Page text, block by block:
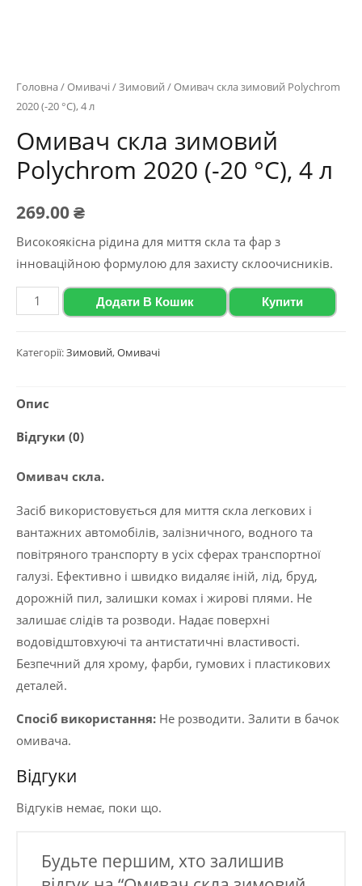
Головна/Омивачі/Зимовий / Омивач скла зимовий Polychrom
2020 (-20 °C), 4 л
Омивач скла зимовий
Polychrom 2020 (-20 °C), 4 л
269.00₴
Високоякісна рідина для миття скла та фар з
інноваційною формулою для захисту склоочисників.
Омивач
скла
Polychrom
(-20
л
Додати В Кошик Купити
Категорії:Зимовий,Омивачі
Опис
Відгуки (0)
Омивач скла.
Засіб використовується для миття скла легкових і
вантажних автомобілів, залізничного, водного та
повітряного транспорту в усіх сферах транспортної
галузі. Ефективно і швидко видаляє іній, лід, бруд,
дорожній пил, залишки комах і жирові плями. Не
залишає слідів та розводи. Надає поверхні
водовідштовхуючі та антистатичні властивості.
Безпечний для хрому, фарби, гумових і пластикових
деталей.
Спосіб використання: Не розводити. Залити в бачок
омивача.
Відгуки
Відгуків немає, поки що.
Будьте першим, хто залишив